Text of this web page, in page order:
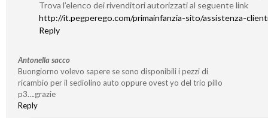
Trova l’elenco dei rivenditori autorizzati al seguente link
http://it.pegperego.com/primainfanzia-sito/assistenza-
Reply
Antonella sacco
Buongiorno volevo sapere se sono disponibili i pezzi di
ricambio per il sediolino auto oppure ovest yo del trio pillo
p3….grazie
Reply